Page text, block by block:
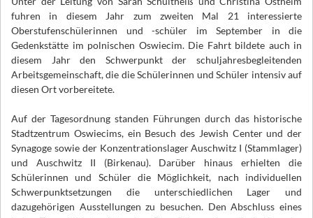
fuhren in diesem Jahr zum zweiten Mal 21 interessierte
Oberstufenschülerinnen und -schüler im September in die
Gedenkstätte im polnischen Oswiecim. Die Fahrt bildete auch in
diesem Jahr den Schwerpunkt der schuljahresbegleitenden
Arbeitsgemeinschaft, die die Schülerinnen und Schüler intensiv auf
diesen Ort vorbereitete.
Auf der Tagesordnung standen Führungen durch das historische
Stadtzentrum Oswiecims, ein Besuch des Jewish Center und der
Synagoge sowie der Konzentrationslager Auschwitz I (Stammlager)
und Auschwitz II (Birkenau). Darüber hinaus erhielten die
Schülerinnen und Schüler die Möglichkeit, nach individuellen
Schwerpunktsetzungen die unterschiedlichen Lager und
dazugehörigen Ausstellungen zu besuchen. Den Abschluss eines